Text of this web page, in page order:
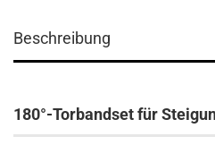
Beschreibung
180°-Torbandset für